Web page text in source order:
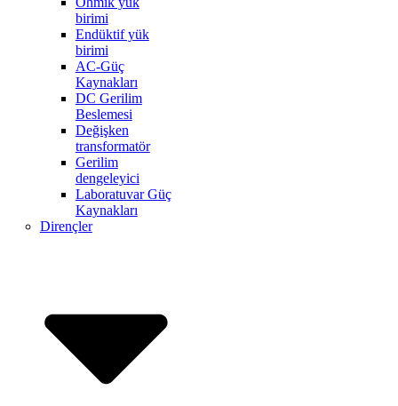
birimi
Endüktif yük
birimi
AC-Güç
Kaynakları
DC Gerilim
Beslemesi
Değişken
transformatör
Gerilim
dengeleyici
Laboratuvar Güç
Kaynakları
Dirençler